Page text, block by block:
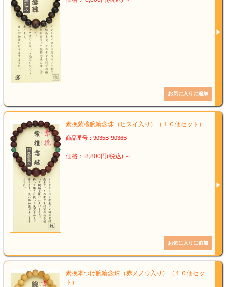
素挽紫檀腕輪念珠（ヒスイ入り）（１０個セット）
商品番号：9035B-9036B
価格： 8,800円(税込) ～
素挽本つげ腕輪念珠（赤メノウ入り）（１０個セッ
ト）